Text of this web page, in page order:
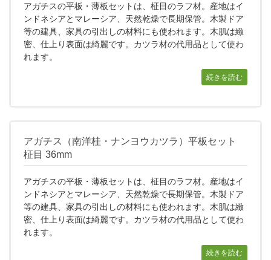
アガチスの平板・薄板セットは、柾目のラフ材。産地はイ
ンドネシアとマレーシア、天然乾燥で長期保管。木製ドア
等の建具、家具の引出しの材料にも使われます。木肌は緻
密、仕上り表面は綺麗です。カツラ材の代用品として使わ
れます。
続きを読む
アガチス（南洋桂・ナンヨウカツラ）平板セット
柾目 36mm
アガチスの平板・薄板セットは、柾目のラフ材。産地はイ
ンドネシアとマレーシア、天然乾燥で長期保管。木製ドア
等の建具、家具の引出しの材料にも使われます。木肌は緻
密、仕上り表面は綺麗です。カツラ材の代用品として使わ
れます。
続きを読む